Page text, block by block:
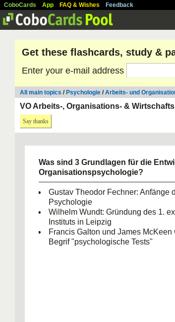
CoboCards App FAQ & Wishes Feedback
Get these flashcards, study &
Enter your e-mail address
All main topics / Psychologie /Arbeits- und
VO Arbeits-, Organisations- &
Say thanks
Was sind 3 Grundlagen für die
Organisationspsychologie?
Gustav Theodor Fechner: Anfänge
Psychologie
Wilhelm Wundt: Gründung des 1.
Instituts in Leipzig
Francis Galton und James
Begrif "psychologische Tests"